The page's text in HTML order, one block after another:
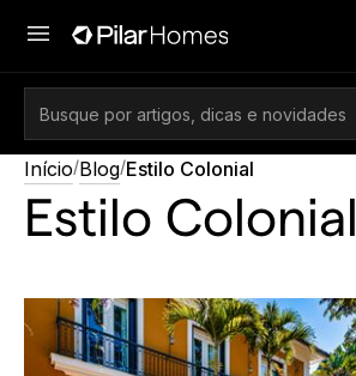
Início/Blog/Estilo Colonial
Estilo Colonial